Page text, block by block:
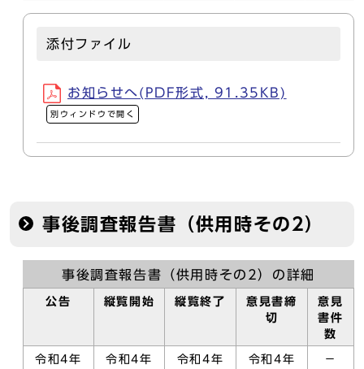
添付ファイル
お知らせへ(PDF形式, 91.35KB)
別ウィンドウで開く
事後調査報告書（供用時その2）
事後調査報告書（供用時その2）の詳細
公告 縦覧開始 縦覧終了
意見書締
切
意見
書件
数
令和4年
令和4年
令和4年
令和4年
－